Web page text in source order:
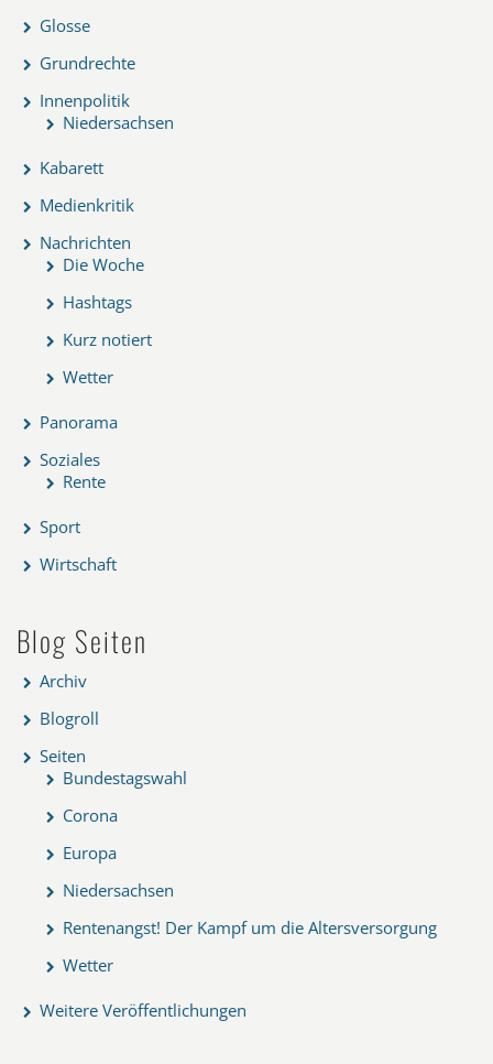
Glosse
Grundrechte
Innenpolitik
Niedersachsen
Kabarett
Medienkritik
Nachrichten
Die Woche
Hashtags
Kurz notiert
Wetter
Panorama
Soziales
Rente
Sport
Wirtschaft
Blog Seiten
Archiv
Blogroll
Seiten
Bundestagswahl
Corona
Europa
Niedersachsen
Rentenangst! Der Kampf um die Altersversorgung
Wetter
Weitere Veröffentlichungen